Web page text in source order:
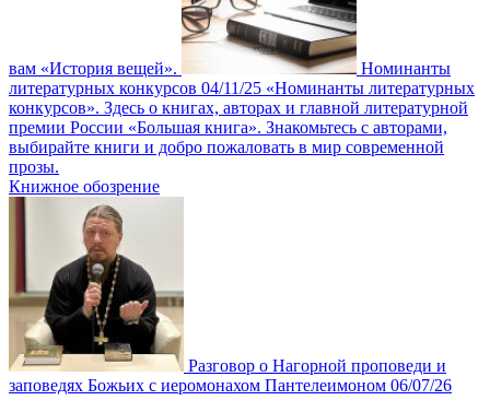
вам «История вещей».
Номинанты
литературных конкурсов 04/11/25 «Номинанты литературных
конкурсов». Здесь о книгах, авторах и главной литературной
премии России «Большая книга». Знакомьтесь с авторами,
выбирайте книги и добро пожаловать в мир современной
прозы.
Книжное обозрение
Разговор о Нагорной проповеди и
заповедях Божьих с иеромонахом Пантелеимоном 06/07/26